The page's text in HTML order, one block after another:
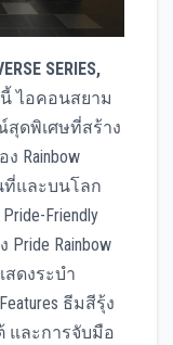
SERIES,
ไอคอนสยาม
สุดพิเศษที่สร้าง
Rainbow
ที่และบนโลก
Friendly
Rainbow
สดงระบำ
ธีมสีรุ้ง
และการจับมือ